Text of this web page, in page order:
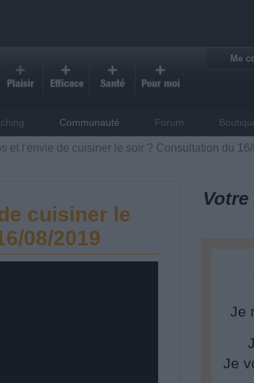
Me
Communauté Forum
et l'envie de cuisiner le soir ? Consultation du
cuisiner le
08/2019
Je
Je